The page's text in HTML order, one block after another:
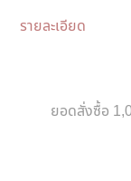
รายละเอียด
ยอดสั่งซื้อ